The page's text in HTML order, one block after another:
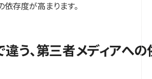
依存度が高まります。
違う、第三者メディアへ